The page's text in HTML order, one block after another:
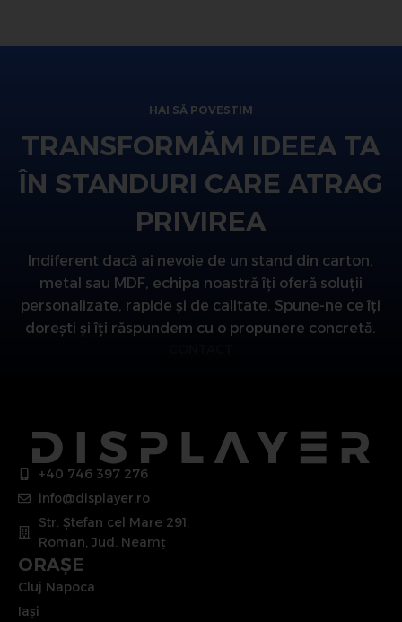
HAI SĂ POVESTIM
TRANSFORMĂM IDEEA TA
ÎN STANDURI CARE ATRAG
PRIVIREA
Indiferent dacă ai nevoie de un stand din carton,
metal sau MDF, echipa noastră îți oferă soluții
personalizate, rapide și de calitate. Spune-ne ce îți
dorești și îți răspundem cu o propunere concretă.
+40 746 397 276
info@displayer.ro
Str. Ștefan cel Mare 291,
Roman, Jud. Neamț
ORAȘE
Cluj Napoca
Iași